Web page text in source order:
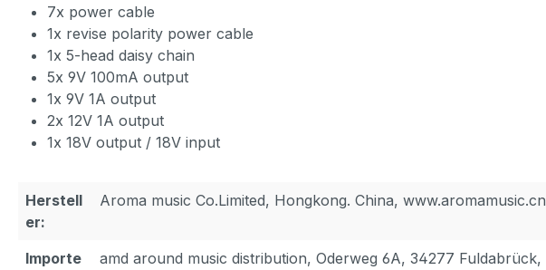
7x power cable
1x revise polarity power cable
1x 5-head daisy chain
5x 9V 100mA output
1x 9V 1A output
2x 12V 1A output
1x 18V output / 18V input
Herstell
er:
Aroma music Co.Limited, Hongkong. China, www.aromamusic.cn
Importe
amd around music distribution, Oderweg 6A, 34277 Fuldabrück,